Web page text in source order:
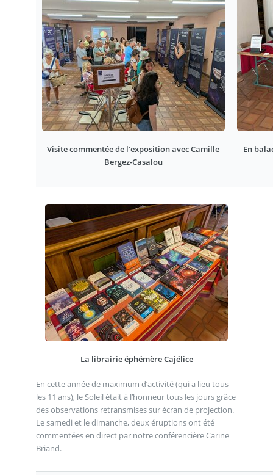
Visite commentée de l’exposition avec Camille
Bergez-Casalou
En
La librairie éphémère Cajélice
En cette année de maximum d’activité (qui a lieu tous
les 11 ans), le Soleil était à l’honneur tous les jours grâce
des observations retransmises sur écran de projection.
Le samedi et le dimanche, deux éruptions ont été
commentées en direct par notre conférencière Carine
Briand.